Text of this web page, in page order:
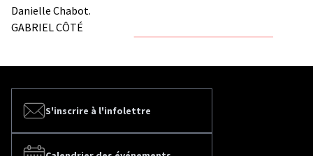
Danielle Chabot.
GABRIEL CÔTÉ
S'inscrire à l'infolettre